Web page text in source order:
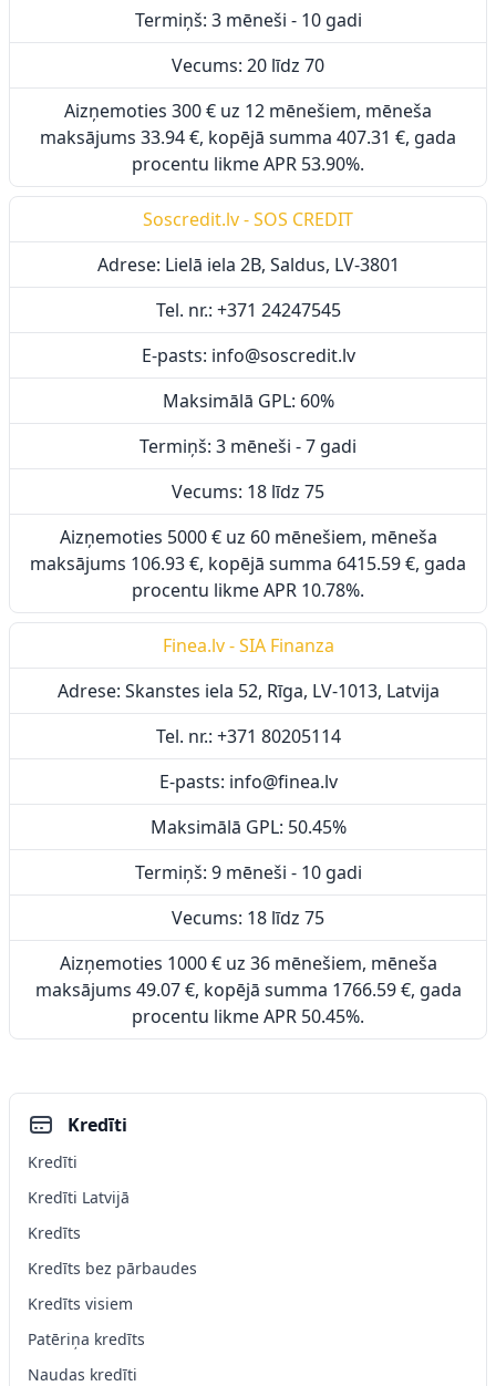
Termiņš: 3 mēneši - 10 gadi
Vecums: 20 līdz 70
Aizņemoties 300 € uz 12 mēnešiem, mēneša
maksājums 33.94 €, kopējā summa 407.31 €, gada
procentu likme APR 53.90%.
Soscredit.lv - SOS CREDIT
Adrese: Lielā iela 2B, Saldus, LV-3801
Tel. nr.: +371 24247545
E-pasts: info@soscredit.lv
Maksimālā GPL: 60%
Termiņš: 3 mēneši - 7 gadi
Vecums: 18 līdz 75
Aizņemoties 5000 € uz 60 mēnešiem, mēneša
maksājums 106.93 €, kopējā summa 6415.59 €, gada
procentu likme APR 10.78%.
Finea.lv - SIA Finanza
Adrese: Skanstes iela 52, Rīga, LV-1013, Latvija
Tel. nr.: +371 80205114
E-pasts: info@finea.lv
Maksimālā GPL: 50.45%
Termiņš: 9 mēneši - 10 gadi
Vecums: 18 līdz 75
Aizņemoties 1000 € uz 36 mēnešiem, mēneša
maksājums 49.07 €, kopējā summa 1766.59 €, gada
procentu likme APR 50.45%.
Kredīti
Kredīti
Kredīti Latvijā
Kredīts
Kredīts bez pārbaudes
Kredīts visiem
Patēriņa kredīts
Naudas kredīti